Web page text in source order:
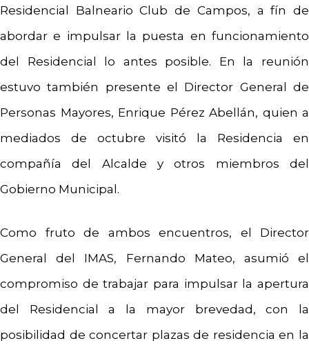
Residencial Balneario Club de Campos, a fín de
abordar e impulsar la puesta en funcionamiento
del Residencial lo antes posible. En la reunión
estuvo también presente el Director General de
Personas Mayores, Enrique Pérez Abellán, quien a
mediados de octubre visitó la Residencia en
compañía del Alcalde y otros miembros del
Gobierno Municipal.
Como fruto de ambos encuentros, el Director
General del IMAS, Fernando Mateo, asumió el
compromiso de trabajar para impulsar la apertura
del Residencial a la mayor brevedad, con la
posibilidad de concertar plazas de residencia en la